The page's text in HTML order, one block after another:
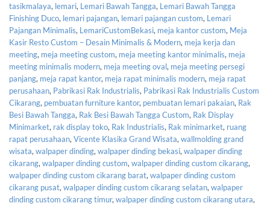
tasikmalaya, lemari, Lemari Bawah Tangga, Lemari Bawah Tangga
Finishing Duco, lemari pajangan, lemari pajangan custom, Lemari
Pajangan Minimalis, LemariCustomBekasi, meja kantor custom, Meja
Kasir Resto Custom – Desain Minimalis & Modern, meja kerja dan
meeting, meja meeting custom, meja meeting kantor minimalis, meja
meeting minimalis modern, meja meeting oval, meja meeting persegi
panjang, meja rapat kantor, meja rapat minimalis modern, meja rapat
perusahaan, Pabrikasi Rak Industrialis, Pabrikasi Rak Industrialis Custom
Cikarang, pembuatan furniture kantor, pembuatan lemari pakaian, Rak
Besi Bawah Tangga, Rak Besi Bawah Tangga Custom, Rak Display
Minimarket, rak display toko, Rak Industrialis, Rak minimarket, ruang
rapat perusahaan,Vicente Klasika Grand Wisata,wallmolding grand
wisata,walpaper dinding,walpaper dinding bekasi,walpaper dinding
cikarang,walpaper dinding custom,walpaper dinding custom cikarang,
walpaper dinding custom cikarang barat,walpaper dinding custom
cikarang pusat,walpaper dinding custom cikarang selatan,walpaper
dinding custom cikarang timur,walpaper dinding custom cikarang utara,